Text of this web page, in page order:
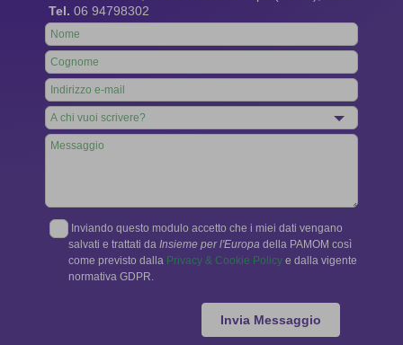
Tel. 06 94798302
Leave
this
field
blank
Inviando questo modulo accetto che i miei dati vengano
salvati e trattati da Insieme per l'Europa della PAMOM così
come previsto dalla Privacy & Cookie Policy e dalla vigente
normativa GDPR.
Invia Messaggio